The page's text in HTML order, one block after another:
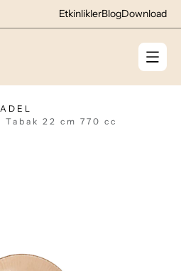
EtkinliklerBlogDownload
ADEL
22 cm 770 cc